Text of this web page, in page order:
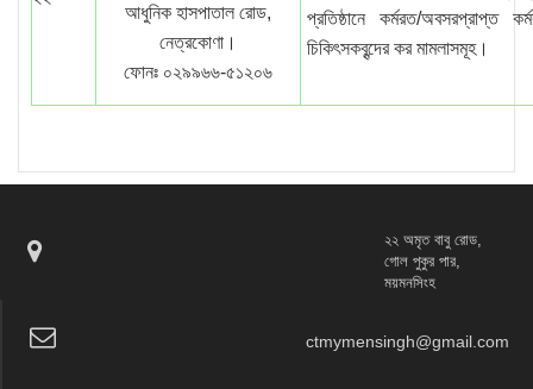
আধুনিক হাসপাতাল রোড,
নেত্রকোণা।
ফোনঃ ০২৯৯৬৬-৫১২০৬
প্রতিষ্ঠানে কর্মরত/অবসরপ্রাপ্ত
চিকিৎসকবৃন্দের কর মামলাসমূহ।
২২ অমৃত বাবু রোড,
গোল পুকুর পার,
ময়মনসিংহ
ctmymensingh@gmail.com